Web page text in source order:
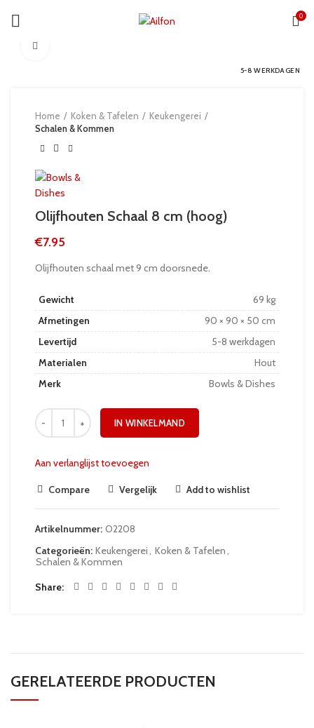
0
5-8 WERKDAGEN
Home Koken & Tafelen
Keukengerei
Schalen & Kommen
Olijfhouten Schaal 8 cm (hoog)
€7.95
Olijfhouten schaal met 9 cm doorsnede.
Gewicht
69 kg
Afmetingen
90 × 90 × 50 cm
Levertijd
5-8 werkdagen
Materialen
Hout
Merk
Bowls & Dishes
IN WINKELMAND
Aan verlanglijst toevoegen
Compare Vergelijk Add to wishlist
Artikelnummer: O2208
Categorieën: Keukengerei, Koken & Tafelen,
Schalen & Kommen
Share
GERELATEERDE PRODUCTEN